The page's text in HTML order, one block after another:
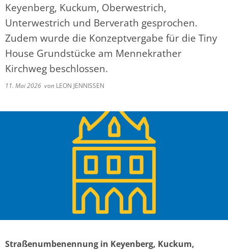
Keyenberg, Kuckum, Oberwestrich,
Unterwestrich und Berverath gesprochen.
Zudem wurde die Konzeptvergabe für die Tiny
House Grundstücke am Mennekrather
Kirchweg beschlossen.
11. Mai 2026 von LEON JENNISSEN
Straßenumbenennung in Keyenberg, Kuckum,